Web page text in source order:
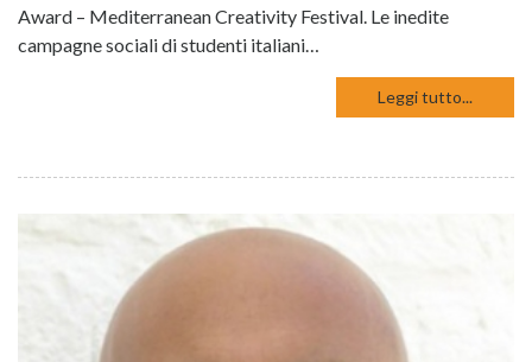
Award – Mediterranean Creativity Festival. Le inedite
campagne sociali di studenti italiani…
Leggi tutto...